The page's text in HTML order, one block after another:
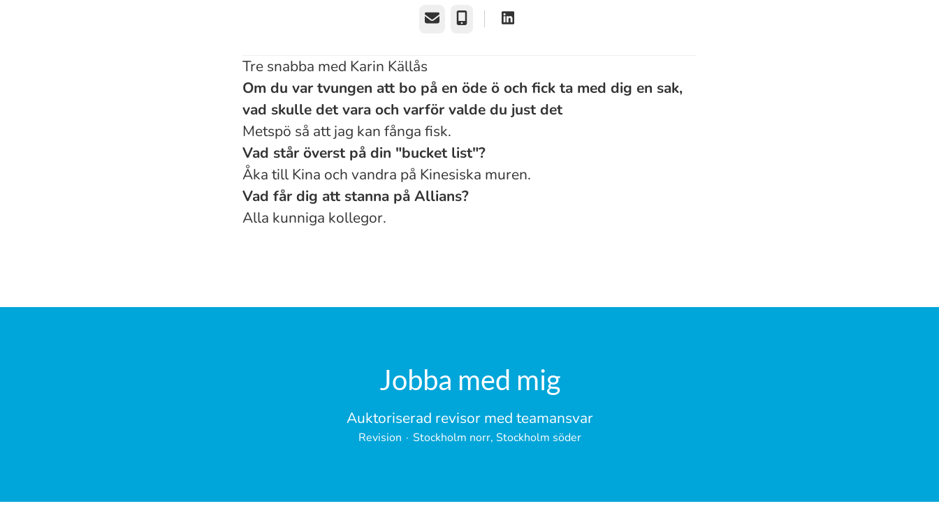
E-post Telefon
Tre snabba med Karin Källås
Om du var tvungen att bo på en öde ö och fick ta med dig en sak,
vad skulle det vara och varför valde du just det
Metspö så att jag kan fånga fisk.
Vad står överst på din "bucket list"?
Åka till Kina och vandra på Kinesiska muren.
Vad får dig att stanna på Allians?
Alla kunniga kollegor.
Jobba med mig
Auktoriserad revisor med teamansvar
Revision · Stockholm norr, Stockholm söder